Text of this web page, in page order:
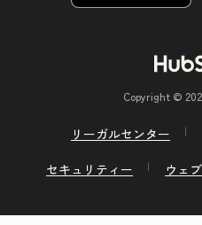
Copyright ©
リーガルセンター
セキュリティー
ウェ